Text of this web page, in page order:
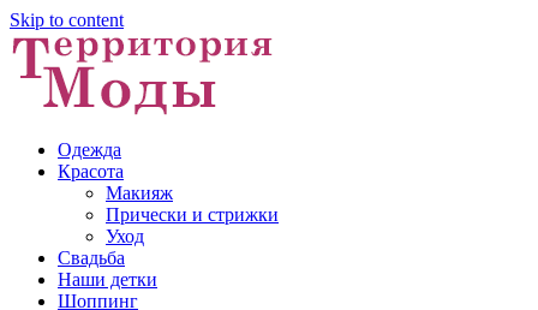
Skip to content
Одежда
Красота
Макияж
Прически и стрижки
Уход
Свадьба
Наши детки
Шоппинг